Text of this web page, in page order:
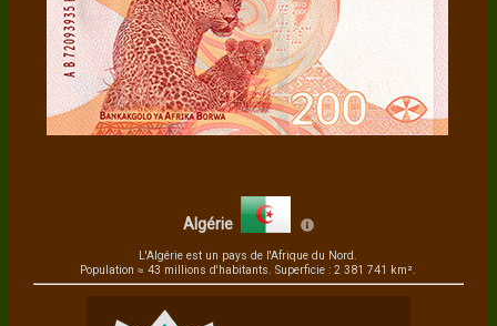
Algérie
L'Algérie est un pays de l'Afrique du Nord.
Population ≈ 43 millions d'habitants. Superficie : 2 381 741 km².